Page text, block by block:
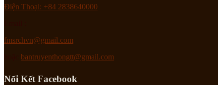
Điện Thoại: +84 2838640000
fmsrchvn@gmail.com
bantruyenthongtt@gmail.com
Nối Kết Facebook